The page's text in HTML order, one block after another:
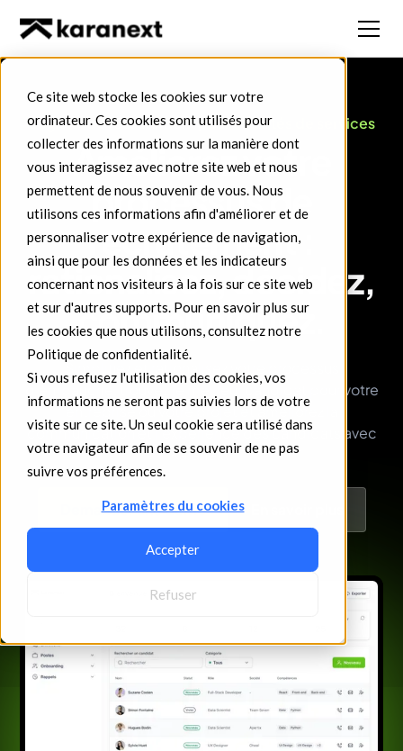
Ce site web stocke les cookies sur votre
ordinateur. Ces cookies sont utilisés pour
collecter des informations sur la manière dont
vous interagissez avec notre site web et nous
permettent de nous souvenir de vous. Nous
utilisons ces informations afin d'améliorer et de
personnaliser votre expérience de navigation,
ainsi que pour les données et les indicateurs
concernant nos visiteurs à la fois sur ce site web
et sur d'autres supports. Pour en savoir plus sur
les cookies que nous utilisons, consultez notre
Politique de confidentialité.
Si vous refusez l'utilisation des cookies, vos
informations ne seront pas suivies lors de votre
visite sur ce site. Un seul cookie sera utilisé dans
votre navigateur afin de se souvenir de ne pas
suivre vos préférences.
Paramètres du cookies
Accepter
Refuser
Logiciel de recrutement pour sociétés de services
Améliorez votre
processus de
recrutement :
rationalisez, décidez,
communiquez.
Simplifiez et rationalisez votre processus
d'embauche, trouvez le meilleur candidat pour votre
entreprise ou votre projet et améliorez la
communication et l'expérience des candidats avec
Karanext.
Demander une démo